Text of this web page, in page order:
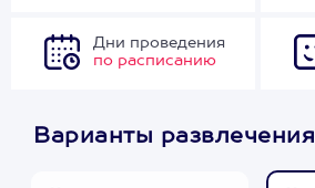
Дни проведения
по расписанию
Варианты развлечения